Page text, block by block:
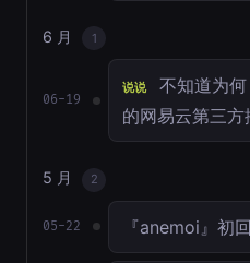
6 月 1
06-19
说说
不知道为
的网易云第三
5 月 2
05-22 『anemoi』初